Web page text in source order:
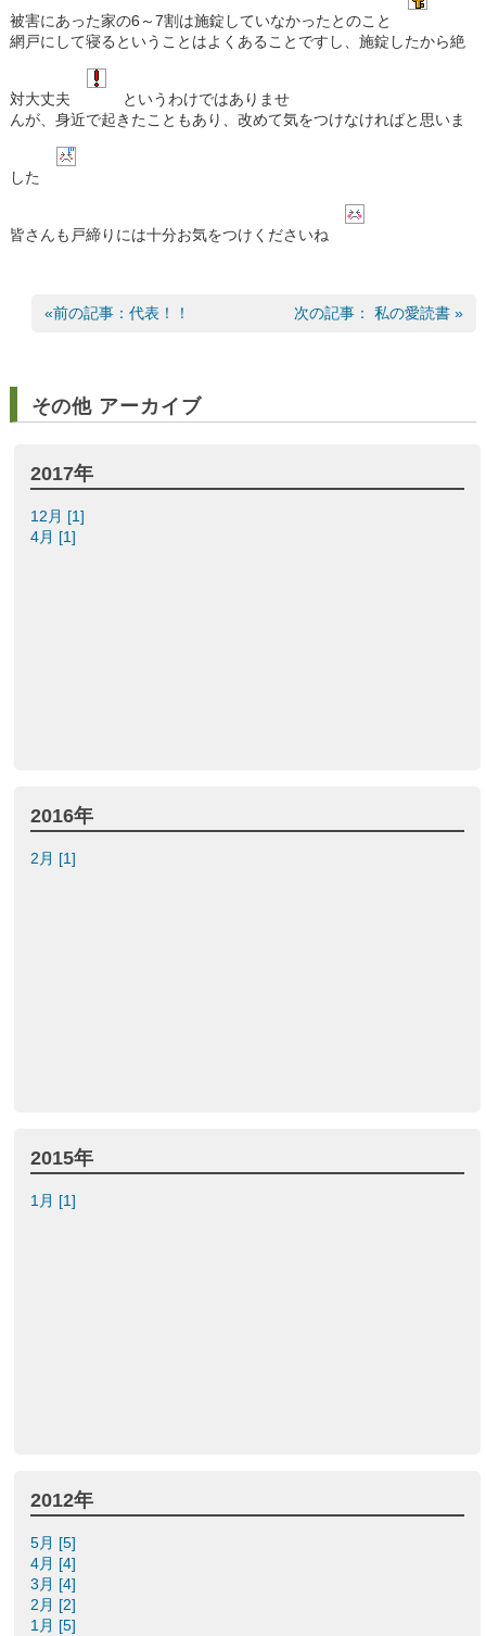
被害にあった家の6～7割は施錠していなかったとのこと
網戸にして寝るということはよくあることですし、施錠したから絶
対大丈夫
というわけではありませ
んが、身近で起きたこともあり、改めて気をつけなければと思いま
した
皆さんも戸締りには十分お気をつけくださいね
«前の記事：代表！！ 次の記事： 私の愛読書 »
その他 アーカイブ
2017年
12月 [1]
4月 [1]
2016年
2月 [1]
2015年
1月 [1]
2012年
5月 [5]
4月 [4]
3月 [4]
2月 [2]
1月 [5]